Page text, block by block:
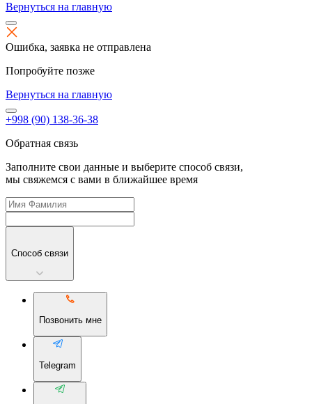
Вернуться на главную
Ошибка, заявка не отправлена
Попробуйте позже
Вернуться на главную
+998 (90) 138-36-38
Обратная связь
Заполните свои данные и выберите способ связи,
мы свяжемся с вами в ближайшее время
Способ связи
Позвонить мне
Telegram